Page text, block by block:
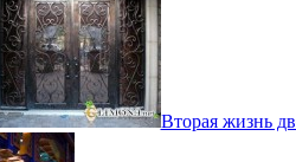
Вторая жизнь